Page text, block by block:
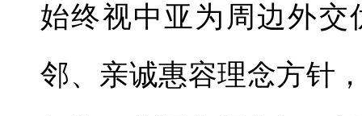
始终视中亚为周边外
邻、亲诚惠容理念方针